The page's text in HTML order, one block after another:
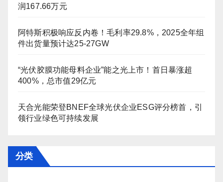
润167.66万元
阿特斯积极响应反内卷！毛利率29.8%，2025全年组
件出货量预计达25-27GW
“光伏胶膜功能母料企业”能之光上市！首日暴涨超
400%，总市值29亿元
天合光能荣登BNEF全球光伏企业ESG评分榜首，引
领行业绿色可持续发展
分类